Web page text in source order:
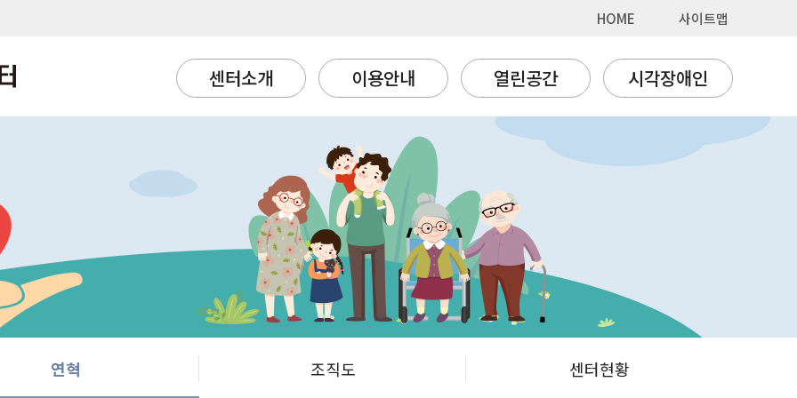
HOME 사이트맵
센터소개 이용안내 열린공간 시각장애인
연혁 조직도 센터현황